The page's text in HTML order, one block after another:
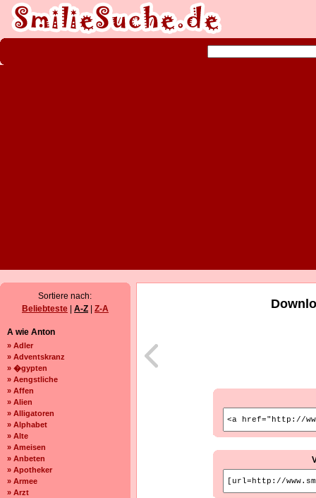
Sortiere nach:
Beliebteste
A-Z Z-A
A wie Anton
» Adler
» Adventskranz
» �gypten
» Aengstliche
» Affen
» Alien
» Alligatoren
» Alphabet
» Alte
» Ameisen
» Anbeten
» Apotheker
» Armee
» Arzt